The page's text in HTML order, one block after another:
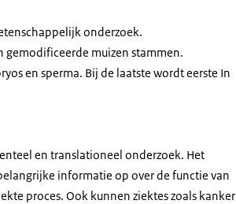
onderzoek.
gemodificeerde muizen stammen.
en sperma. Bij de laatste wordt eerste In
en translationeel onderzoek. Het
informatie op over de functie van
proces. Ook kunnen ziektes zoals kanker